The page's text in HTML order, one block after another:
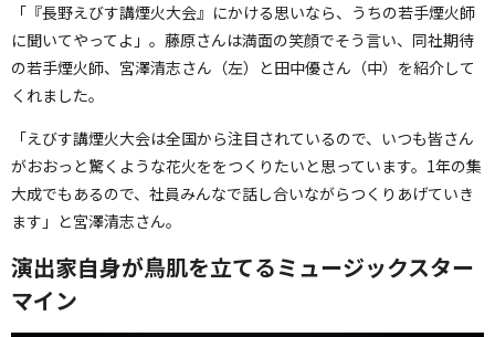
「『長野えびす講煙火大会』にかける思いなら、うちの若手煙火師
に聞いてやってよ」。藤原さんは満面の笑顔でそう言い、同社期待
の若手煙火師、宮澤清志さん（左）と田中優さん（中）を紹介して
くれました。
「えびす講煙火大会は全国から注目されているので、いつも皆さん
がおおっと驚くような花火ををつくりたいと思っています。1年の集
大成でもあるので、社員みんなで話し合いながらつくりあげていき
ます」と宮澤清志さん。
演出家自身が鳥肌を立てるミュージックスター
マイン